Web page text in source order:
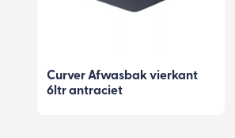
Curver Afwasbak vierkant
6ltr antraciet